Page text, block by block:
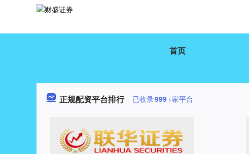
首页
正规配资平台排行 已收录999+家平台